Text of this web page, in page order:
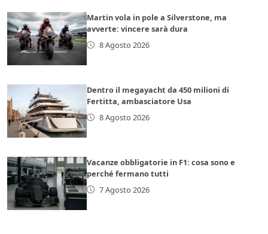
Martin vola in pole a Silverstone, ma
avverte: vincere sarà dura
8 Agosto 2026
Dentro il megayacht da 450 milioni di
Fertitta, ambasciatore Usa
8 Agosto 2026
Vacanze obbligatorie in F1: cosa sono e
perché fermano tutti
7 Agosto 2026